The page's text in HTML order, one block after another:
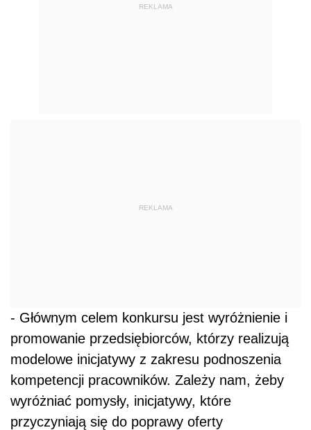
REKLAMA
REKLAMA
- Głównym celem konkursu jest wyróżnienie i
promowanie przedsiębiorców, którzy realizują
modelowe inicjatywy z zakresu podnoszenia
kompetencji pracowników. Zależy nam, żeby
wyróżniać pomysły, inicjatywy, które
przyczyniają się do poprawy oferty